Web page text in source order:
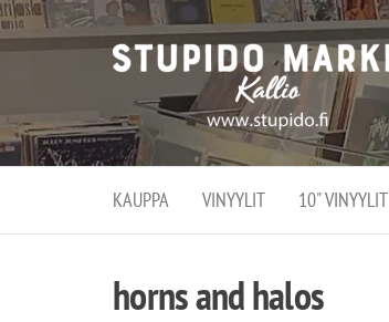
KAUPPA VINYYLIT 10" VINYYLIT
horns and halos